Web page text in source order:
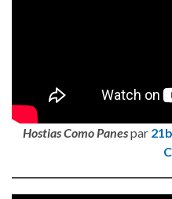
Hostias Como Panespar